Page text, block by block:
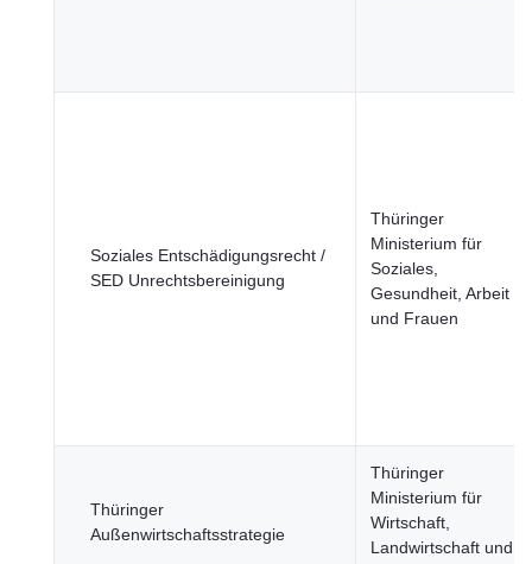
Soziales Entschädigungsrecht /
SED Unrechtsbereinigung
Thüringer
Ministerium für
Soziales,
Gesundheit, Arbeit
und Frauen
Thüringer
Außenwirtschaftsstrategie
Thüringer
Ministerium für
Wirtschaft,
Landwirtschaft und